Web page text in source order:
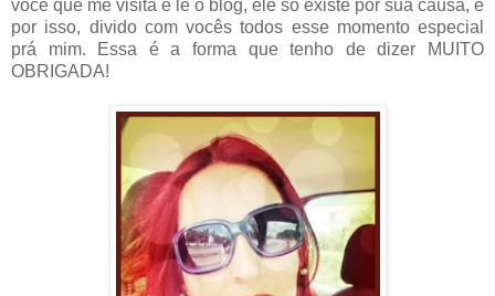
você que me visita e lê o blog, ele só existe por sua causa, e
por isso, divido com vocês todos esse momento especial
prá mim. Essa é a forma que tenho de dizer MUITO
OBRIGADA!